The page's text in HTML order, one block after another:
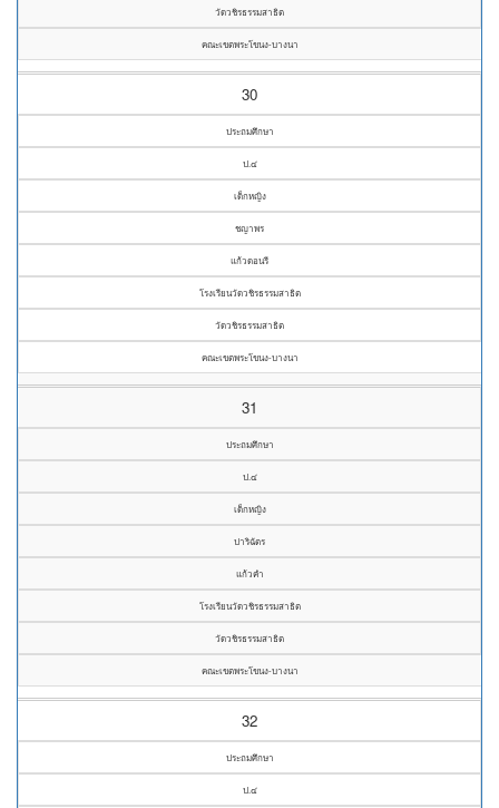
วัดวชิรธรรมสาธิต
คณะเขตพระโขนง-บางนา
30
ประถมศึกษา
ป.๔
เด็กหญิง
ชญาพร
แก้วดอนรี
โรงเรียนวัดวชิรธรรมสาธิต
วัดวชิรธรรมสาธิต
คณะเขตพระโขนง-บางนา
31
ประถมศึกษา
ป.๔
เด็กหญิง
ปาริฉัตร
แก้วคำ
โรงเรียนวัดวชิรธรรมสาธิต
วัดวชิรธรรมสาธิต
คณะเขตพระโขนง-บางนา
32
ประถมศึกษา
ป.๔